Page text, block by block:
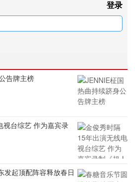
登录
告牌主榜
视台综艺 作为嘉宾录
发起顶配阵容释放春日